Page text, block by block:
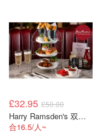
£32.95 £50.00
Harry Ramsden's 双人英式炸鱼薯条下午茶
合16.5/人~